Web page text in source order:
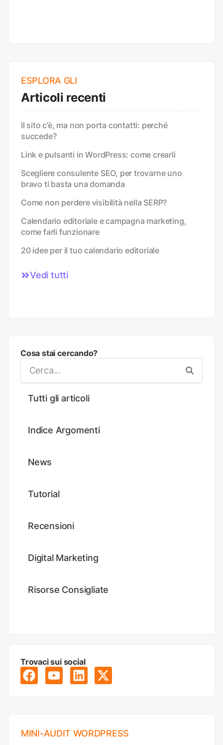
ESPLORA GLI
Articoli recenti
Il sito c’è, ma non porta contatti: perché
succede?
Link e pulsanti in WordPress: come crearli
Scegliere consulente SEO, per trovarne uno
bravo ti basta una domanda
Come non perdere visibilità nella SERP?
Calendario editoriale e campagna marketing,
come farli funzionare
20 idee per il tuo calendario editoriale
Vedi tutti
Cosa stai cercando?
Tutti gli articoli
Indice Argomenti
News
Tutorial
Recensioni
Digital Marketing
Risorse Consigliate
Trovaci sui social
MINI-AUDIT WORDPRESS